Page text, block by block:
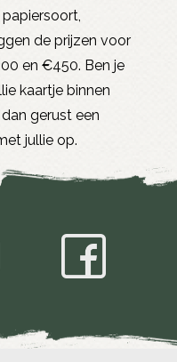
de prijzen voor
en €450. Ben je
kaartje binnen
gerust een
jullie op.